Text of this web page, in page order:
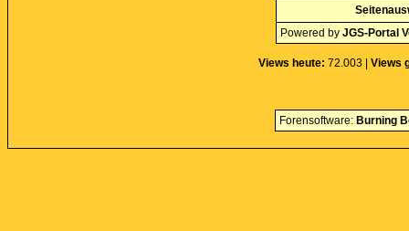
Powered by JGS-Portal
Views heute: 72.003 | Views
Forensoftware: Burning